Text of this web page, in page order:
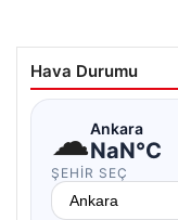
Hava Durumu
☁Ankara
NaN°C
ŞEHIR SEÇ